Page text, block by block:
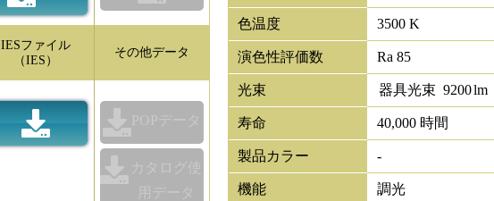
IESファイル
（IES）
その他データ
POPデータ
カタログ使
用データ
色温度 3500 K
演色性評価数 Ra 85
光束 器具光束 9200lm
寿命 40,000 時間
製品カラー -
機能 調光